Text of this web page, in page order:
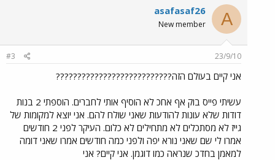
A
asafasaf26
New member
23/9/10
#3
אני קיים בעולם הזה???????????????????????????
עשיתי פייס בוק אף אחכ לא הוסיף אותי לחברים. הוספתי 2 בנות
דודות שלא עונות להודעות שאני שולח להם. אני יוצא למקומות של
גייז לא מסתכלים לא מתחילים לא כלום. העיקר לפני 2 חודשים
אמרו לי שם שאני נורא יפה ולפני כמה חודשים אמרו שאני דומה
למאמן בחדכ שנראה כמו דוגמן. אני קיים? אני